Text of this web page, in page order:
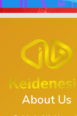
About Us